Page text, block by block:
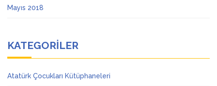
Mayıs 2018
KATEGORILER
Atatürk Çocukları Kütüphaneleri